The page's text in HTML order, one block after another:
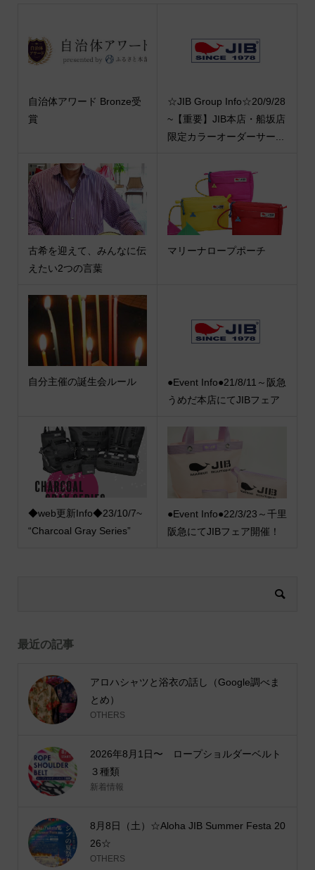
自治体アワード Bronze受
賞
☆JIB Group Info☆20/9/28
~【重要】JIB本店・船坂店
限定カラーオーダーサー...
古希を迎えて、みんなに伝
えたい2つの言葉
マリーナロープポーチ
自分主催の誕生会ルール
●Event Info●21/8/11～阪急
うめだ本店にてJIBフェア
◆web更新Info◆23/10/7~
“Charcoal Gray Series”
●Event Info●22/3/23～千里
阪急にてJIBフェア開催！
最近の記事
アロハシャツと浴衣の話し（Google調べま
とめ）
OTHERS
2026年8月1日〜 ロープショルダーベルト
３種類
新着情報
8月8日（土）☆Aloha JIB Summer Festa 20
26☆
OTHERS